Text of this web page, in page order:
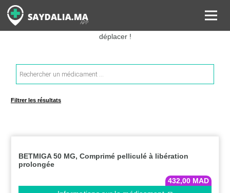
Rechercher les informations sur vos médicaments, leurs prix et
estimer ainsi le coût total de votre ordonnance, sans vous
déplacer !
Recherche
de
produits
Filtrer les résultats
BETMIGA 50 MG, Comprimé pelliculé à libération
prolongée
432,00 MAD